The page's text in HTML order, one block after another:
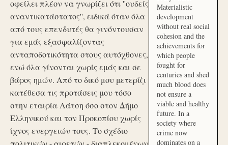
οφείλει πλέον να γνωρίζει ότι ''ουδείς
αναντικατάστατος'', ειδικά όταν όλα
από τους επενδυτές θα γινόντουσαν
για εμάς εξασφαλίζοντας
ανταποδοτικότητα στους αυτόχθονες,
ενώ όλα γίνονται χωρίς εμάς και σε
βάρος ημών. Από το δικό μου μετερίζι
κατέθεσα τις προτάσεις μου τόσο
στην εταιρία Λάτση όσο στον Δήμο
Ελληνικού και τον Προκοπίου χωρίς
ίχνος ενεργειών τους. Το σχέδιο
Materialistic
development
without real social
cohesion and the
achievements for
which people
fought for
centuries and shed
much blood does
not ensure a
viable and healthy
future. In a
society where
crime now
dominates on a